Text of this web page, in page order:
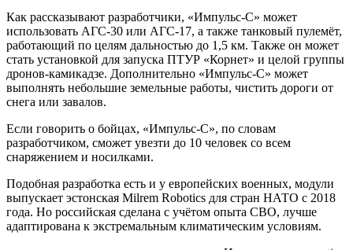
Как рассказывают разработчики, «Импульс-С» может
использовать АГС-30 или АГС-17, а также танковый пулемёт,
работающий по целям дальностью до 1,5 км. Также он может
стать установкой для запуска ПТУР «Корнет» и целой группы
дронов-камикадзе. Дополнительно «Импульс-С» может
выполнять небольшие земельные работы, чистить дороги от
снега или завалов.
Если говорить о бойцах, «Импульс-С», по словам
разработчиком, сможет увезти до 10 человек со всем
снаряжением и носилками.
Подобная разработка есть и у европейских военных, модули
выпускает эстонская Milrem Robotics для стран НАТО с 2018
года. Но российская сделана с учётом опыта СВО, лучше
адаптирована к экстремальным климатическим условиям.